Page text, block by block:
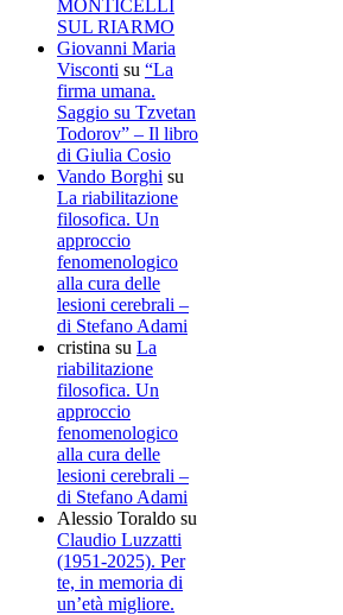
MONTICELLI
SUL RIARMO
Giovanni Maria
Visconti su “La
firma umana.
Saggio su Tzvetan
Todorov” – Il libro
di Giulia Cosio
Vando Borghi su
La riabilitazione
filosofica. Un
approccio
fenomenologico
alla cura delle
lesioni cerebrali –
di Stefano Adami
cristina su La
riabilitazione
filosofica. Un
approccio
fenomenologico
alla cura delle
lesioni cerebrali –
di Stefano Adami
Alessio Toraldo su
Claudio Luzzatti
(1951-2025). Per
te, in memoria di
un’età migliore.